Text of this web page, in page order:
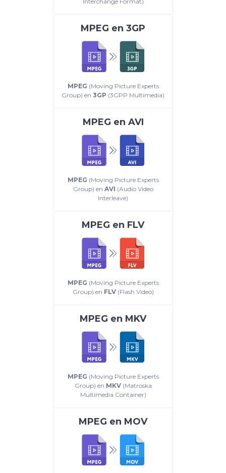
MPEG en 3GP
MPEG (Moving Picture Experts
Group) en 3GP (3GPP Multimedia)
MPEG en AVI
MPEG (Moving Picture Experts
Group) en AVI (Audio Video
Interleave)
MPEG en FLV
MPEG (Moving Picture Experts
Group) en FLV(Flash Video)
MPEG en MKV
MPEG (Moving Picture Experts
Group) en MKV(Matroska
Multimedia Container)
MPEG en MOV